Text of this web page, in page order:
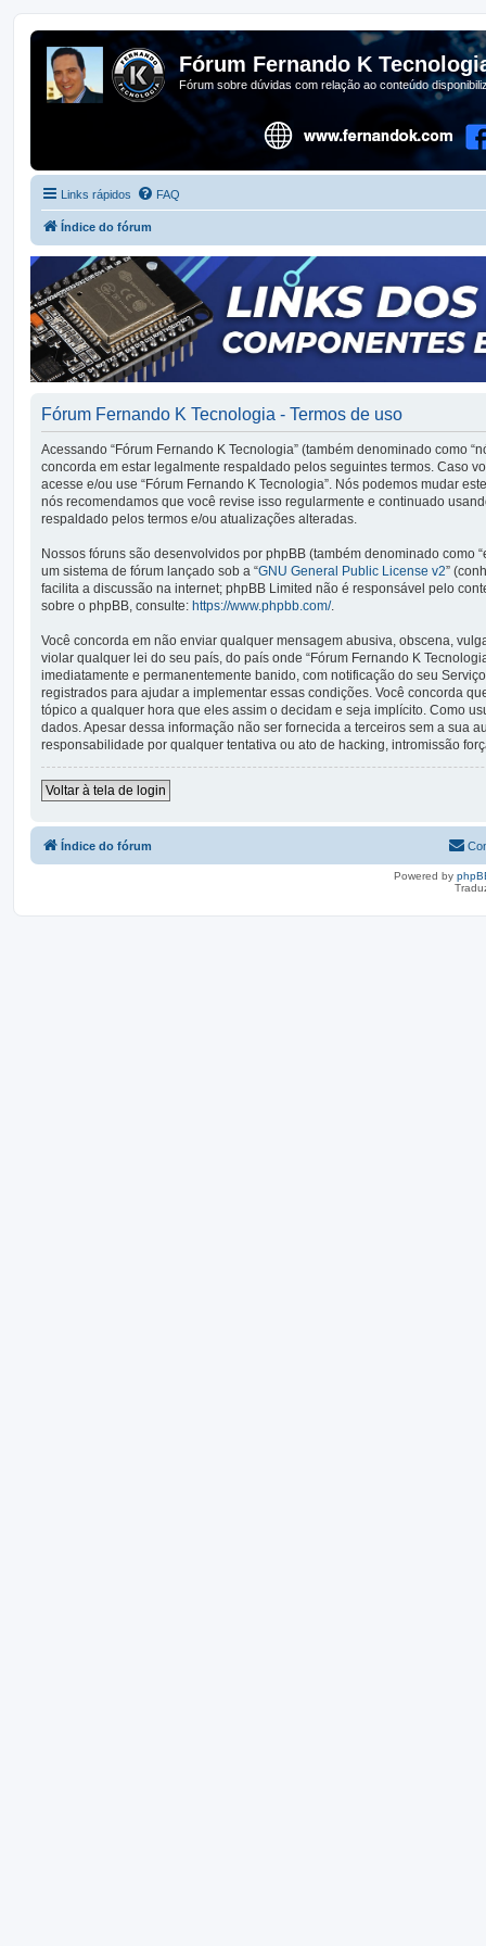
Fórum Fernando K
Fórum sobre dúvidas com relação ao conteúdo
Links rápidos FAQ
Índice do fórum
Fórum Fernando K Tecnologia - Termos de uso
Acessando “Fórum Fernando K Tecnologia” (também denominado como
concorda em estar legalmente respaldado pelos seguintes termos. Caso
acesse e/ou use “Fórum Fernando K Tecnologia”. Nós podemos mudar
nós recomendamos que você revise isso regularmente e continuado
respaldado pelos termos e/ou atualizações alteradas.
Nossos fóruns são desenvolvidos por phpBB (também denominado como
um sistema de fórum lançado sob a “GNU General Public License v2”
facilita a discussão na internet; phpBB Limited não é responsável pelo
sobre o phpBB, consulte: https://www.phpbb.com/.
Você concorda em não enviar qualquer mensagem abusiva, obscena,
violar qualquer lei do seu país, do país onde “Fórum Fernando K
imediatamente e permanentemente banido, com notificação do seu
registrados para ajudar a implementar essas condições. Você concorda
tópico a qualquer hora que eles assim o decidam e seja implícito. Como
dados. Apesar dessa informação não ser fornecida a terceiros sem a sua
responsabilidade por qualquer tentativa ou ato de hacking, intromissão
Voltar à tela de login
Índice do fórum
Powered by